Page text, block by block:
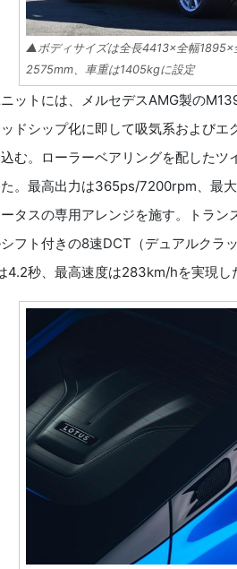
▲ボディサイズは全長4413×全幅1895×
2575mm、車重は1405kgに設定
ットには、メルセデスAMG製の
ドシップ化に即して吸気系および
む。ローラーベアリングを配した
。最高出力は365ps/7200rpm、最
タスの専用アレンジを施す。トラ
フト付きの8速DCT（デュアルクラ
秒、最高速度は283km/hを実現し